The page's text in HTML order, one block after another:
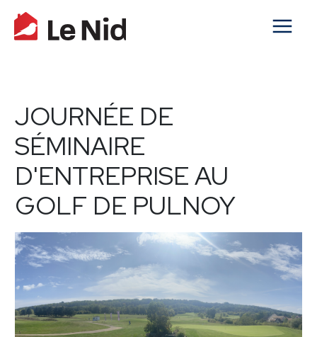
JOURNÉE DE
SÉMINAIRE
D'ENTREPRISE AU
GOLF DE PULNOY